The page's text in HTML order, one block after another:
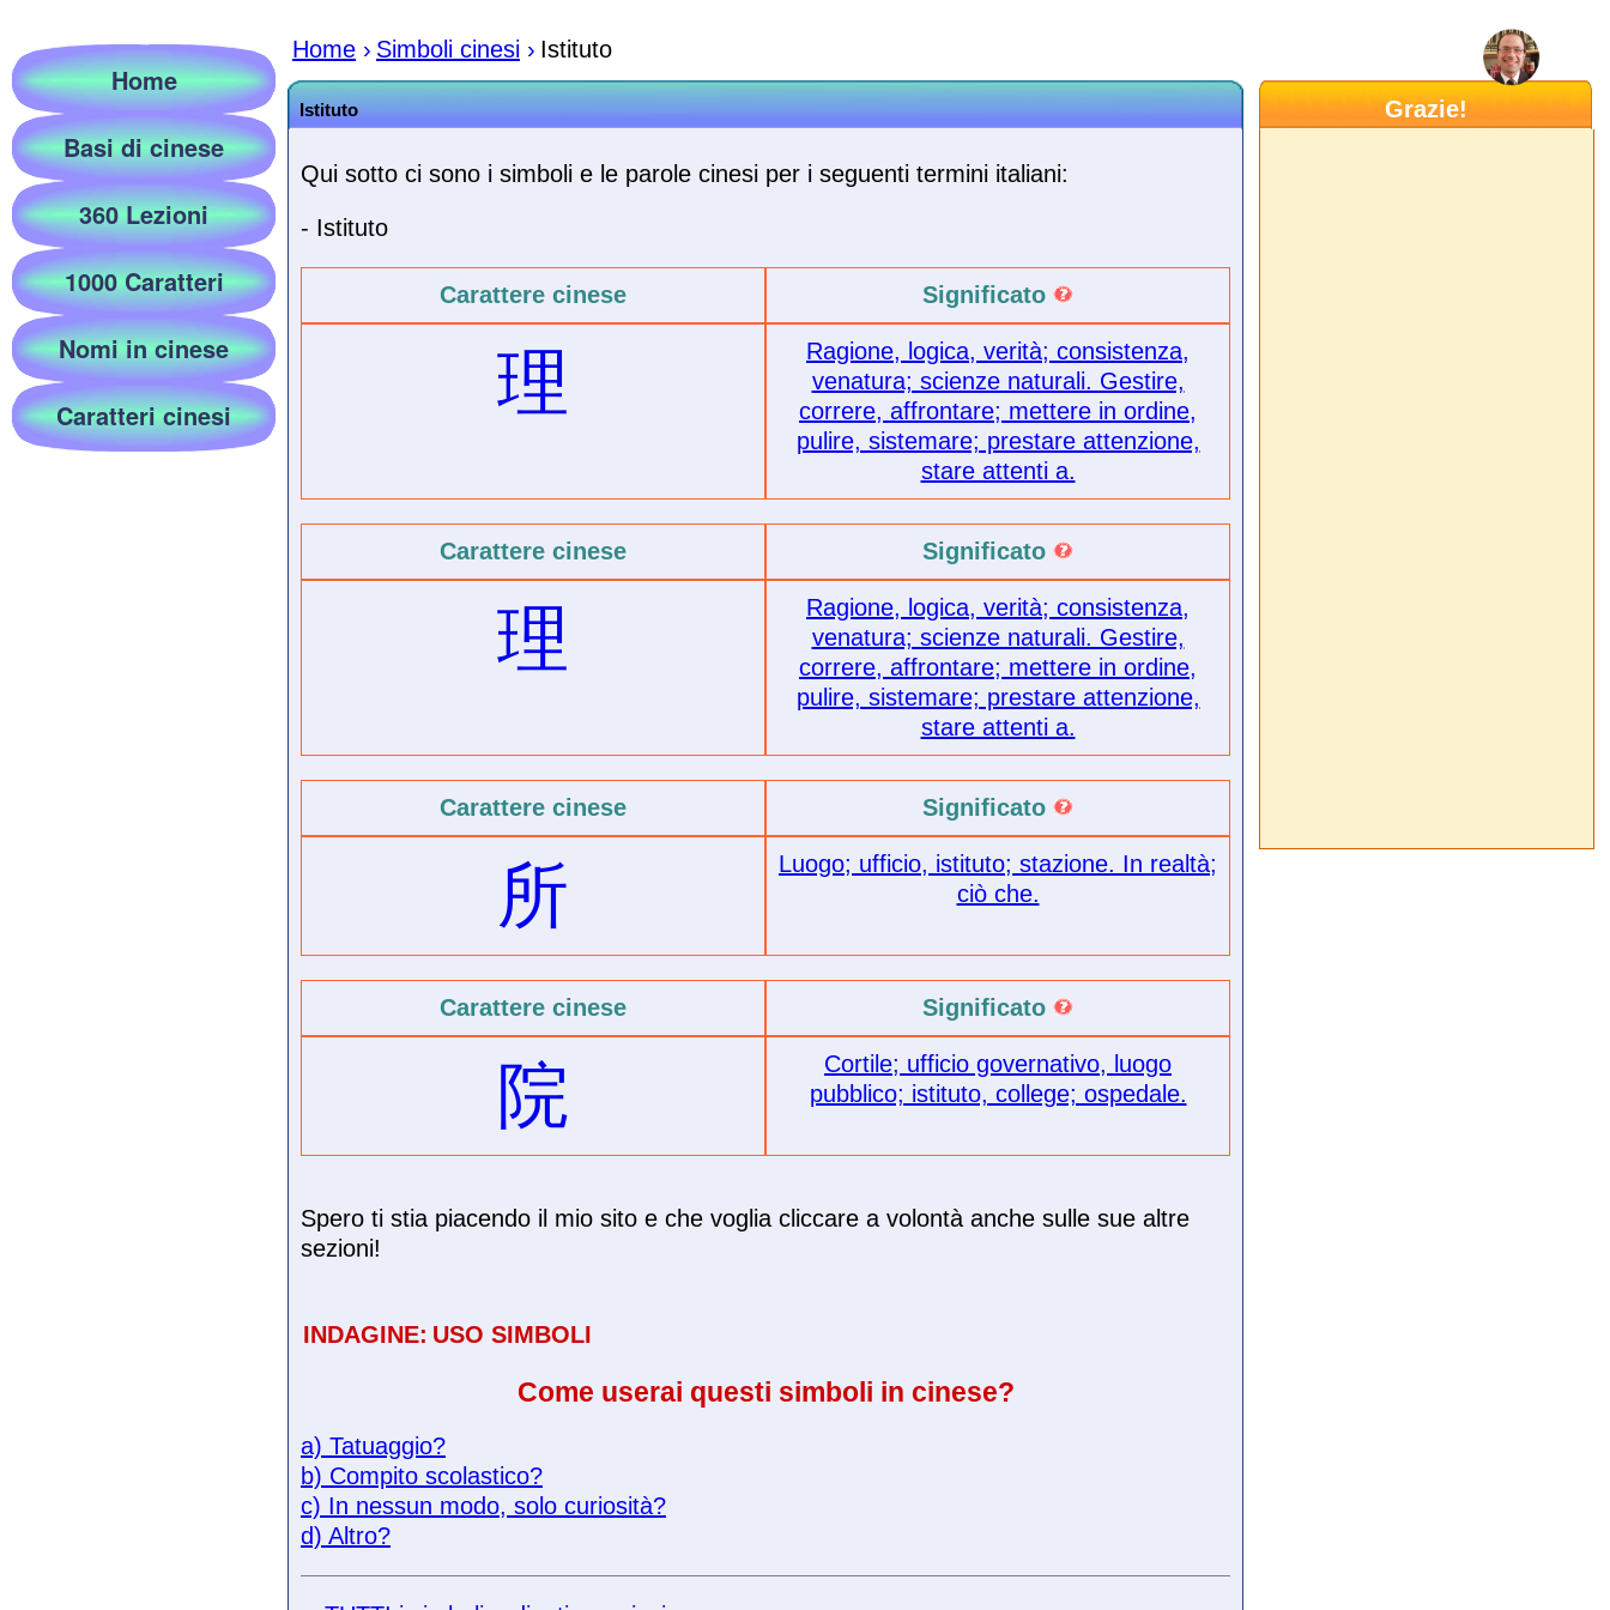
Istituto
Qui sotto ci sono i simboli e le parole cinesi per i seguenti termini italiani:
- Istituto
Carattere cinese
理
Significato
Ragione, logica, verità; consistenza,
venatura; scienze naturali. Gestire,
correre, affrontare; mettere in ordine,
pulire, sistemare; prestare attenzione,
stare attenti a.
Carattere cinese
理
Significato
Ragione, logica, verità; consistenza,
venatura; scienze naturali. Gestire,
correre, affrontare; mettere in ordine,
pulire, sistemare; prestare attenzione,
stare attenti a.
Carattere cinese
所
Significato
Luogo; ufficio, istituto; stazione. In realtà;
ciò che.
Carattere cinese
院
Significato
Cortile; ufficio governativo, luogo
pubblico; istituto, college; ospedale.
Spero ti stia piacendo il mio sito e che voglia cliccare a volontà anche sulle sue altre
sezioni!
INDAGINE: USO SIMBOLI
Come userai questi simboli in cinese?
a) Tatuaggio?
b) Compito scolastico?
c) In nessun modo, solo curiosità?
d) Altro?
Grazie!
Home
Basi di cinese
360 Lezioni
1000 Caratteri
Nomi in cinese
Caratteri cinesi
Home › Simboli cinesi › Istituto